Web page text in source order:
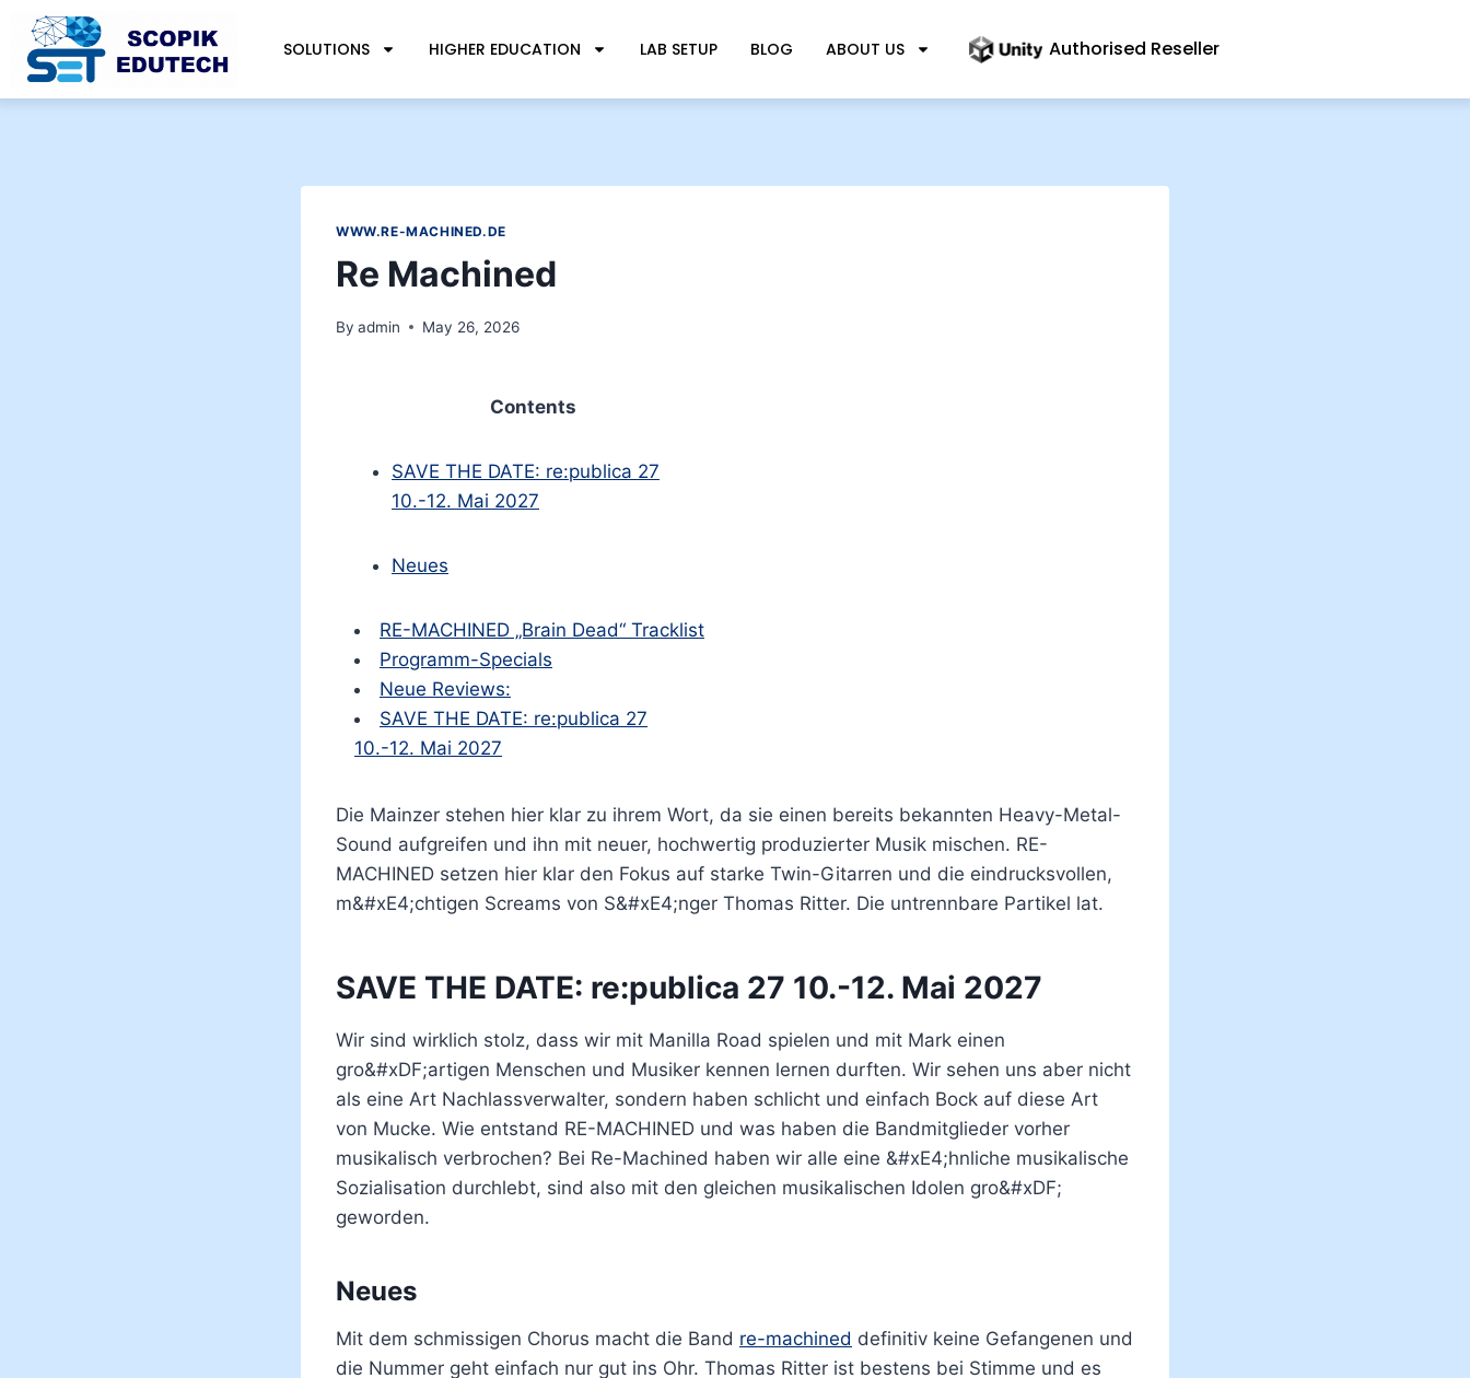
SOLUTIONS HIGHER EDUCATION LAB SETUP BLOG ABOUT US Authorised Reseller
WWW.RE-MACHINED.DE
Re Machined
By admin May 26, 2026
Contents
SAVE THE DATE: re:publica 27
10.-12. Mai 2027
Neues
RE-MACHINED „Brain Dead“ Tracklist
Programm-Specials
Neue Reviews:
SAVE THE DATE: re:publica 27
10.-12. Mai 2027
Die Mainzer stehen hier klar zu ihrem Wort, da sie einen bereits bekannten Heavy-Metal-
Sound aufgreifen und ihn mit neuer, hochwertig produzierter Musik mischen. RE-
MACHINED setzen hier klar den Fokus auf starke Twin-Gitarren und die eindrucksvollen,
m&#xE4;chtigen Screams von S&#xE4;nger Thomas Ritter. Die untrennbare Partikel lat.
SAVE THE DATE: re:publica 27 10.-12. Mai 2027
Wir sind wirklich stolz, dass wir mit Manilla Road spielen und mit Mark einen
gro&#xDF;artigen Menschen und Musiker kennen lernen durften. Wir sehen uns aber nicht
als eine Art Nachlassverwalter, sondern haben schlicht und einfach Bock auf diese Art
von Mucke. Wie entstand RE-MACHINED und was haben die Bandmitglieder vorher
musikalisch verbrochen? Bei Re-Machined haben wir alle eine &#xE4;hnliche musikalische
Sozialisation durchlebt, sind also mit den gleichen musikalischen Idolen gro&#xDF;
geworden.
Neues
Mit dem schmissigen Chorus macht die Band re-machined definitiv keine Gefangenen und
die Nummer geht einfach nur gut ins Ohr. Thomas Ritter ist bestens bei Stimme und es